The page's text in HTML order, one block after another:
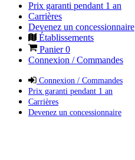
Prix garanti pendant 1 an
Carrières
Devenez un concessionnaire
Établissements
Panier0
Connexion / Commandes
Connexion / Commandes
Prix garanti pendant 1 an
Carrières
Devenez un concessionnaire